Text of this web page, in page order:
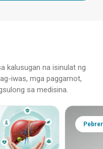
kalusugan na isinulat ng
iwas, mga paggamot,
sa medisina.